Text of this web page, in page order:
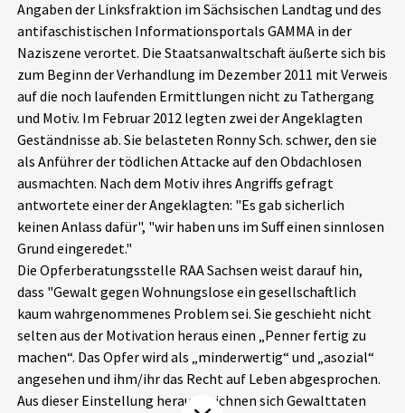
Aktuelles
Alle Beiträge
Veranstaltungen
Pressemitteilungen
Podcasts
Über uns
Projektbeschreibung
Kontakt
Unterstützer_innen
Spenden
chronik.LE in der Presse
Angaben der Linksfraktion im Sächsischen Landtag und des
antifaschistischen Informationsportals GAMMA in der
Naziszene verortet. Die Staatsanwaltschaft äußerte sich bis
zum Beginn der Verhandlung im Dezember 2011 mit Verweis
auf die noch laufenden Ermittlungen nicht zu Tathergang
und Motiv. Im Februar 2012 legten zwei der Angeklagten
Geständnisse ab. Sie belasteten Ronny Sch. schwer, den sie
als Anführer der tödlichen Attacke auf den Obdachlosen
ausmachten. Nach dem Motiv ihres Angriffs gefragt
antwortete einer der Angeklagten: "Es gab sicherlich
keinen Anlass dafür", "wir haben uns im Suff einen sinnlosen
Grund eingeredet."
Die Opferberatungsstelle RAA Sachsen weist darauf hin,
dass "Gewalt gegen Wohnungslose ein gesellschaftlich
kaum wahrgenommenes Problem sei. Sie geschieht nicht
selten aus der Motivation heraus einen „Penner fertig zu
machen“. Das Opfer wird als „minderwertig“ und „asozial“
angesehen und ihm/ihr das Recht auf Leben abgesprochen.
Aus dieser Einstellung heraus zeichnen sich Gewalttaten